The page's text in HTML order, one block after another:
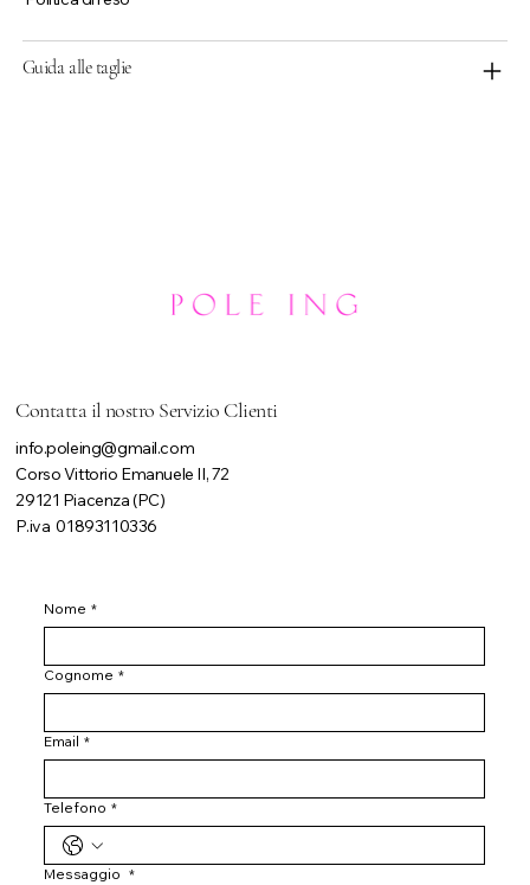
Guida alle taglie
Contatta il nostro Servizio Clienti
info.poleing@gmail.com
Corso Vittorio Emanuele II, 72
29121 Piacenza (PC)
P.iva 01893110336
Nome *
Cognome *
Email *
Telefono *
Messaggio *